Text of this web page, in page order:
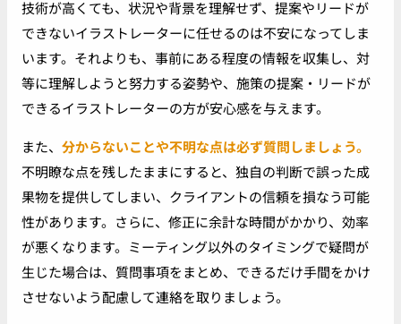
技術が高くても、状況や背景を理解せず、提案やリードが
できないイラストレーターに任せるのは不安になってしま
います。それよりも、事前にある程度の情報を収集し、対
等に理解しようと努力する姿勢や、施策の提案・リードが
できるイラストレーターの方が安心感を与えます。
また、 分からないことや不明な点は必ず質問しましょう。
不明瞭な点を残したままにすると、独自の判断で誤った成
果物を提供してしまい、クライアントの信頼を損なう可能
性があります。さらに、修正に余計な時間がかかり、効率
が悪くなります。ミーティング以外のタイミングで疑問が
生じた場合は、質問事項をまとめ、できるだけ手間をかけ
させないよう配慮して連絡を取りましょう。